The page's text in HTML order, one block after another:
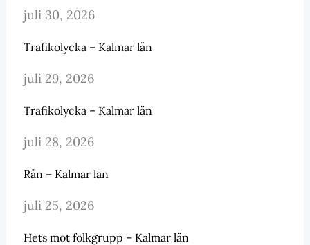
juli 30, 2026
Trafikolycka – Kalmar län
juli 29, 2026
Trafikolycka – Kalmar län
juli 28, 2026
Rån – Kalmar län
juli 25, 2026
Hets mot folkgrupp – Kalmar län